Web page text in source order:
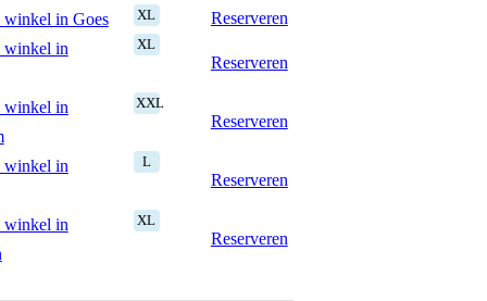
in Goes XL
Reserveren
winkel in
XL
Reserveren
winkel in
XXL
Reserveren
winkel in
L
Reserveren
winkel in
XL
Reserveren